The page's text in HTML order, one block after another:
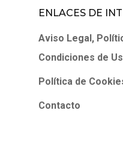
ENLACES DE
Aviso Legal,
Condiciones de
Política de
Contacto